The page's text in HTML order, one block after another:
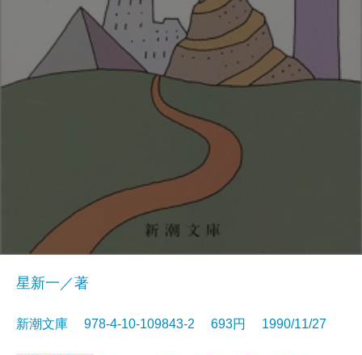
星新一／著
新潮文庫 978-4-10-109843-2 693円 1990/11/27